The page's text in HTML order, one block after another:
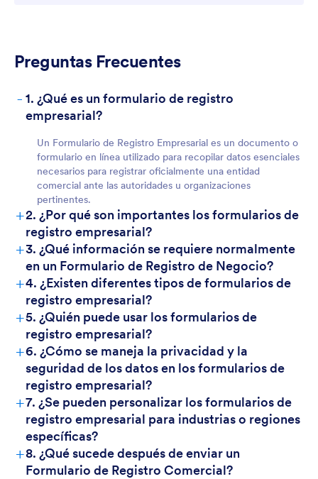
Preguntas Frecuentes
- 1. ¿Qué es un formulario de registro
empresarial?
Un Formulario de Registro Empresarial es un documento o
formulario en línea utilizado para recopilar datos esenciales
necesarios para registrar oficialmente una entidad
comercial ante las autoridades u organizaciones
pertinentes.
+2. ¿Por qué son importantes los formularios de
registro empresarial?
+3. ¿Qué información se requiere normalmente
en un Formulario de Registro de Negocio?
+4. ¿Existen diferentes tipos de formularios de
registro empresarial?
+5. ¿Quién puede usar los formularios de
registro empresarial?
+6. ¿Cómo se maneja la privacidad y la
seguridad de los datos en los formularios de
registro empresarial?
+7. ¿Se pueden personalizar los formularios de
registro empresarial para industrias o regiones
específicas?
+8. ¿Qué sucede después de enviar un
Formulario de Registro Comercial?